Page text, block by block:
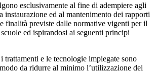
esclusivamente al fine di adempiere agli
instaurazione ed al mantenimento dei rapporti
finalità previste dalle normative vigenti per il
ed ispirandosi ai seguenti principi
trattamenti e le tecnologie impiegate sono
da ridurre al minimo l’utilizzazione dei